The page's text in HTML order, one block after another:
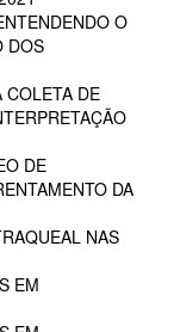
O
DOS
COLETA DE
DE
DA
NAS
EM